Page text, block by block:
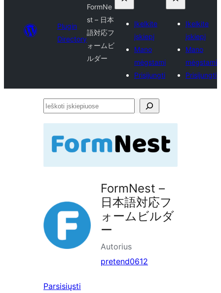
Plugin
Directory
FormNe
st – 日本
語対応フ
ォームビ
ルダー
Įkelkite
įskiepį
Mano
mėgstami
Prisijungti
Įkelkite
įskiepį
Mano
mėgstami
Prisijungti
Ieškoti
FormNest –
日本語対応フ
ォームビルダ
ー
Autorius
pretend0612
Parsisiųsti